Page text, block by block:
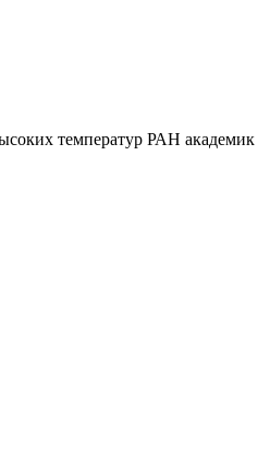
температур РАН академик